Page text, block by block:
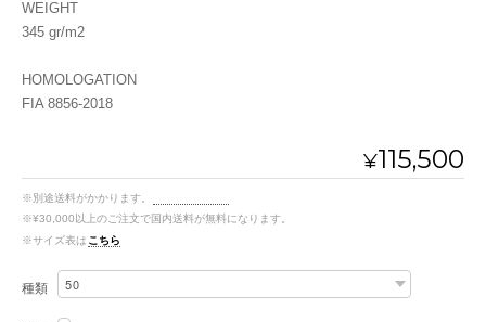
WEIGHT
345 gr/m2
HOMOLOGATION
FIA 8856-2018
¥115,500
※別途送料がかかります。
※¥30,000以上のご注文で国内送料が無料になります。
※サイズ表は こちら
種類